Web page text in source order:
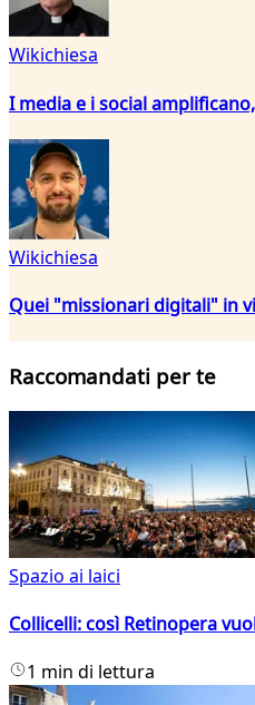
Wikichiesa
I media e i social
Wikichiesa
Quei "missionari digitali" in
Raccomandati per te
Spazio ai laici
Collicelli: così Retinopera
1 min di lettura